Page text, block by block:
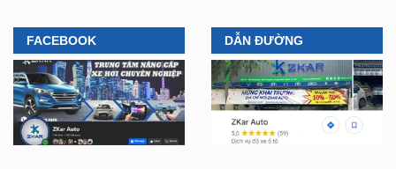
FACEBOOK DẪN ĐƯỜNG